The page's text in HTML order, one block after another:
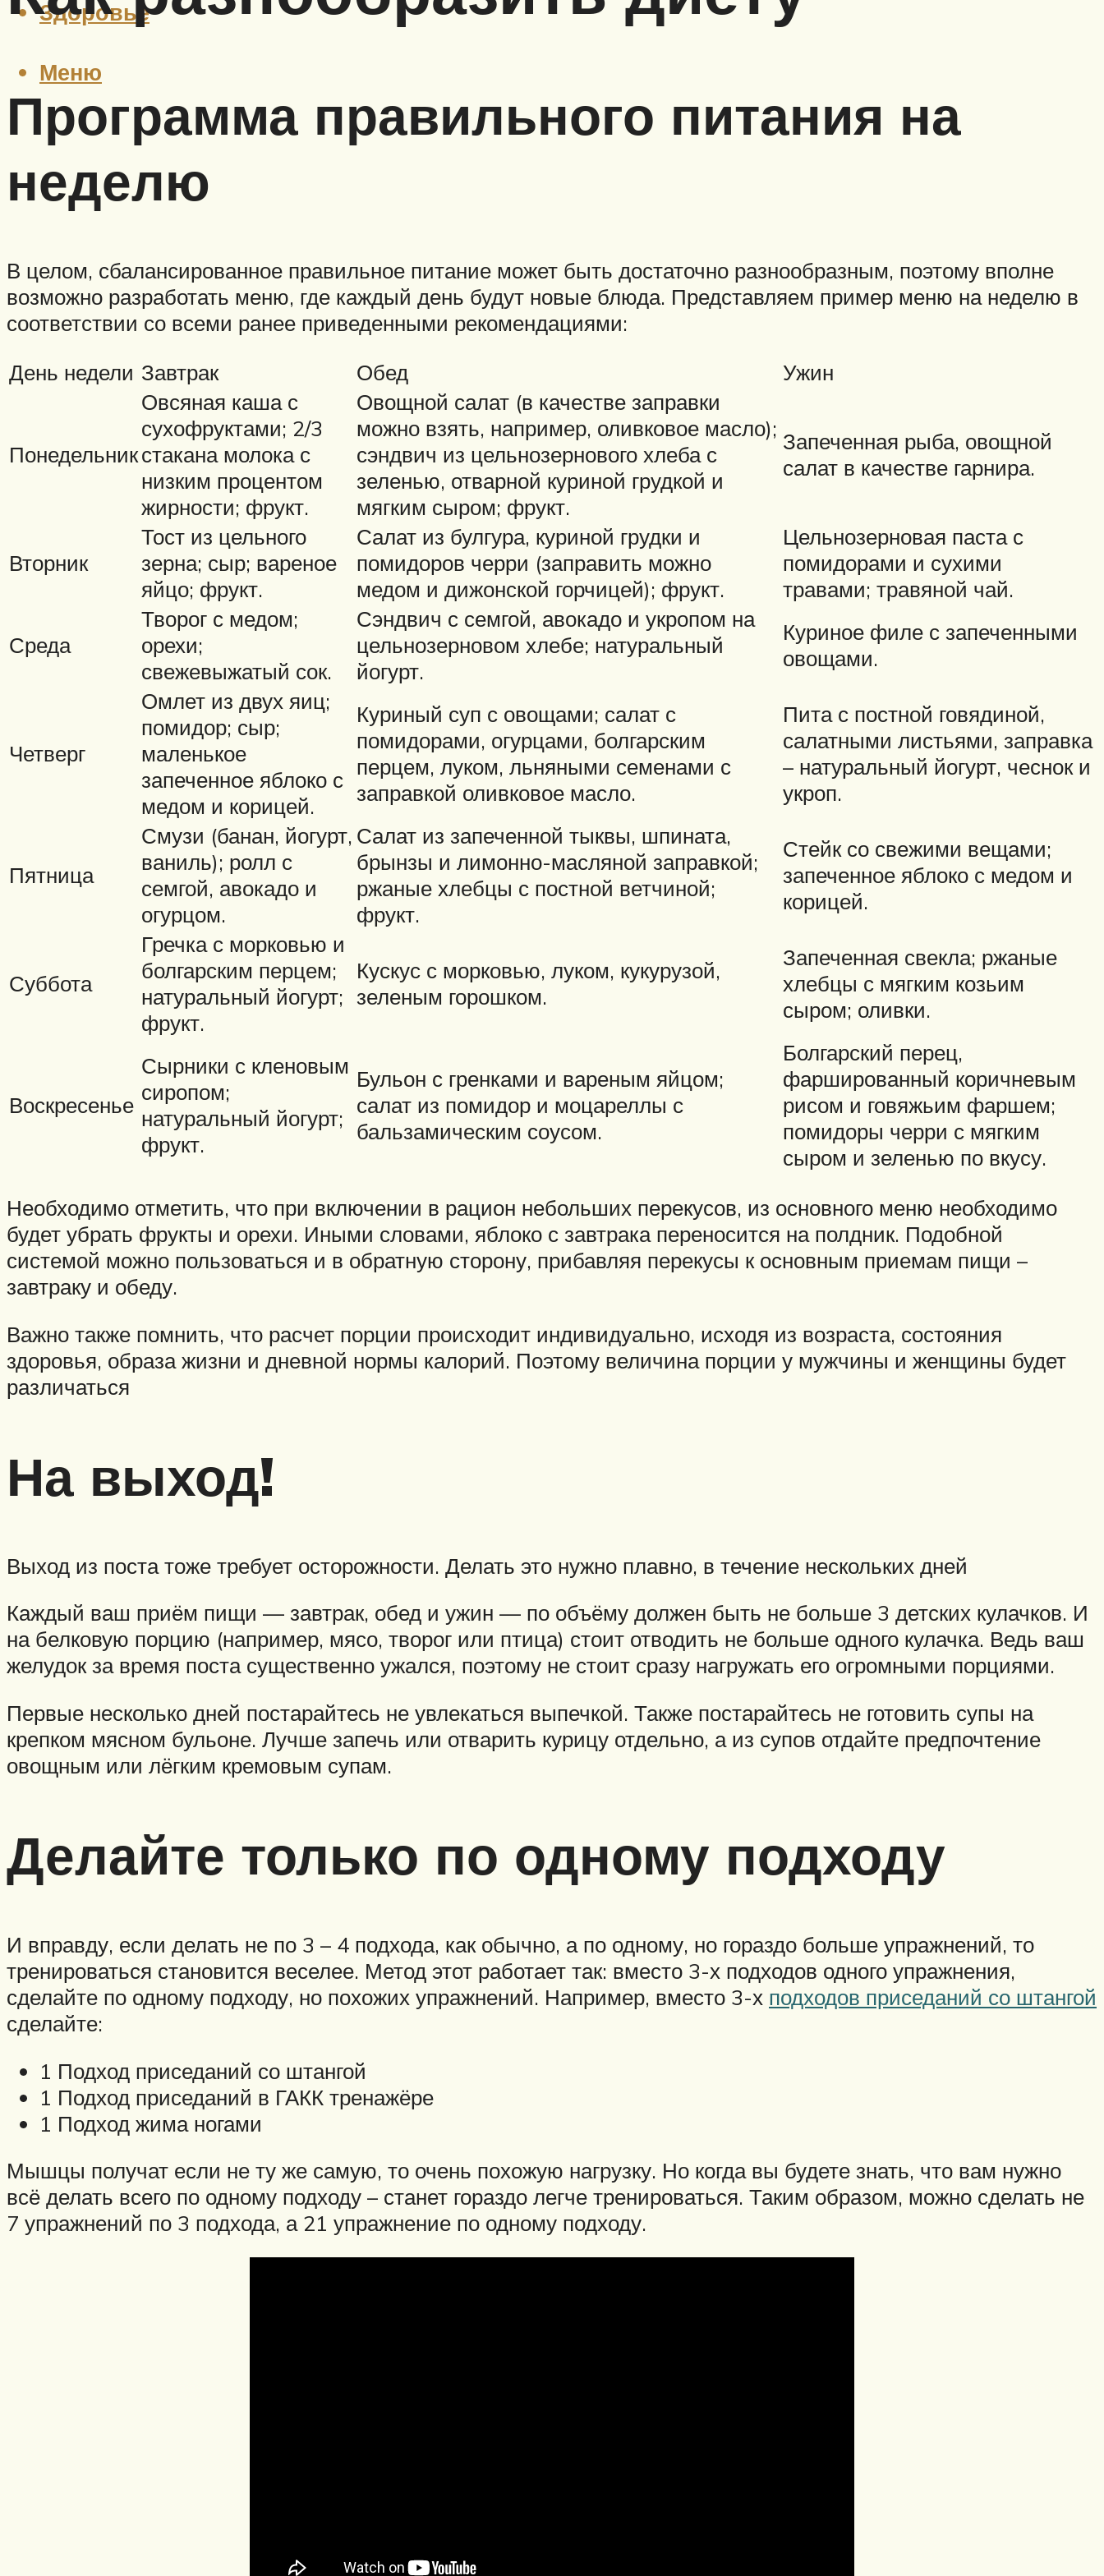
Здоровье
Меню
Программа правильного питания на
неделю
В целом, сбалансированное правильное питание может быть достаточно разнообразным, поэтому вполне
возможно разработать меню, где каждый день будут новые блюда. Представляем пример меню на неделю в
соответствии со всеми ранее приведенными рекомендациями:
День недели Завтрак Обед Ужин
Понедельник
Овсяная каша с
сухофруктами; 2/3
стакана молока с
низким процентом
жирности; фрукт.
Овощной салат (в качестве заправки
можно взять, например, оливковое масло);
сэндвич из цельнозернового хлеба с
зеленью, отварной куриной грудкой и
мягким сыром; фрукт.
Запеченная рыба, овощной
салат в качестве гарнира.
Вторник
Тост из цельного
зерна; сыр; вареное
яйцо; фрукт.
Салат из булгура, куриной грудки и
помидоров черри (заправить можно
медом и дижонской горчицей); фрукт.
Цельнозерновая паста с
помидорами и сухими
травами; травяной чай.
Среда
Творог с медом;
орехи;
свежевыжатый сок.
Сэндвич с семгой, авокадо и укропом на
цельнозерновом хлебе; натуральный
йогурт.
Куриное филе с запеченными
овощами.
Четверг
Омлет из двух яиц;
помидор; сыр;
маленькое
запеченное яблоко с
медом и корицей.
Куриный суп с овощами; салат с
помидорами, огурцами, болгарским
перцем, луком, льняными семенами с
заправкой оливковое масло.
Пита с постной говядиной,
салатными листьями, заправка
– натуральный йогурт, чеснок и
укроп.
Пятница
Смузи (банан, йогурт,
ваниль); ролл с
семгой, авокадо и
огурцом.
Салат из запеченной тыквы, шпината,
брынзы и лимонно-масляной заправкой;
ржаные хлебцы с постной ветчиной;
фрукт.
Стейк со свежими вещами;
запеченное яблоко с медом и
корицей.
Суббота
Гречка с морковью и
болгарским перцем;
натуральный йогурт;
фрукт.
Кускус с морковью, луком, кукурузой,
зеленым горошком.
Запеченная свекла; ржаные
хлебцы с мягким козьим
сыром; оливки.
Воскресенье
Сырники с кленовым
сиропом;
натуральный йогурт;
фрукт.
Бульон с гренками и вареным яйцом;
салат из помидор и моцареллы с
бальзамическим соусом.
Болгарский перец,
фаршированный коричневым
рисом и говяжьим фаршем;
помидоры черри с мягким
сыром и зеленью по вкусу.
Необходимо отметить, что при включении в рацион небольших перекусов, из основного меню необходимо
будет убрать фрукты и орехи. Иными словами, яблоко с завтрака переносится на полдник. Подобной
системой можно пользоваться и в обратную сторону, прибавляя перекусы к основным приемам пищи –
завтраку и обеду.
Важно также помнить, что расчет порции происходит индивидуально, исходя из возраста, состояния
здоровья, образа жизни и дневной нормы калорий. Поэтому величина порции у мужчины и женщины будет
различаться
На выход!
Выход из поста тоже требует осторожности. Делать это нужно плавно, в течение нескольких дней
Каждый ваш приём пищи — завтрак, обед и ужин — по объёму должен быть не больше 3 детских кулачков. И
на белковую порцию (например, мясо, творог или птица) стоит отводить не больше одного кулачка. Ведь ваш
желудок за время поста существенно ужался, поэтому не стоит сразу нагружать его огромными порциями.
Первые несколько дней постарайтесь не увлекаться выпечкой. Также постарайтесь не готовить супы на
крепком мясном бульоне. Лучше запечь или отварить курицу отдельно, а из супов отдайте предпочтение
овощным или лёгким кремовым супам.
Делайте только по одному подходу
И вправду, если делать не по 3 – 4 подхода, как обычно, а по одному, но гораздо больше упражнений, то
тренироваться становится веселее. Метод этот работает так: вместо 3-х подходов одного упражнения,
сделайте по одному подходу, но похожих упражнений. Например, вместо 3-х подходов приседаний со штангой
сделайте:
1 Подход приседаний со штангой
1 Подход приседаний в ГАКК тренажёре
1 Подход жима ногами
Мышцы получат если не ту же самую, то очень похожую нагрузку. Но когда вы будете знать, что вам нужно
всё делать всего по одному подходу – станет гораздо легче тренироваться. Таким образом, можно сделать не
7 упражнений по 3 подхода, а 21 упражнение по одному подходу.